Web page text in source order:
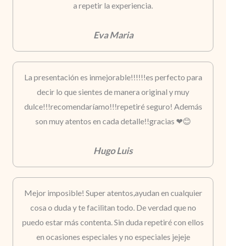
a repetir la experiencia.
Eva Maria
La presentación es inmejorable!!!!!!es perfecto para
decir lo que sientes de manera original y muy
dulce!!!recomendaríamo!!!repetiré seguro! Además
son muy atentos en cada detalle!!gracias ❤😊
Hugo Luis
Mejor imposible! Super atentos,ayudan en cualquier
cosa o duda y te facilitan todo. De verdad que no
puedo estar más contenta. Sin duda repetiré con ellos
en ocasiones especiales y no especiales jejeje